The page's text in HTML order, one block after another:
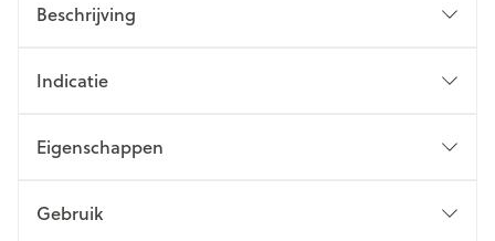
Beschrijving
Indicatie
Eigenschappen
Gebruik